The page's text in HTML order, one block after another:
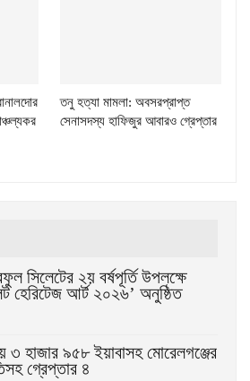
তনু হত্যা মামলা: অবসরপ্রাপ্ত
সেনাসদস্য হাফিজুর আবারও গ্রেপ্তার
সিলেটের ২য় বর্ষপূর্তি উপলক্ষে
হেরিটেজ আর্ট ২০২৬’ অনুষ্ঠিত
৩ হাজার ৯৫৮ ইয়াবাসহ মোরেলগঞ্জের
গ্রেপ্তার ৪